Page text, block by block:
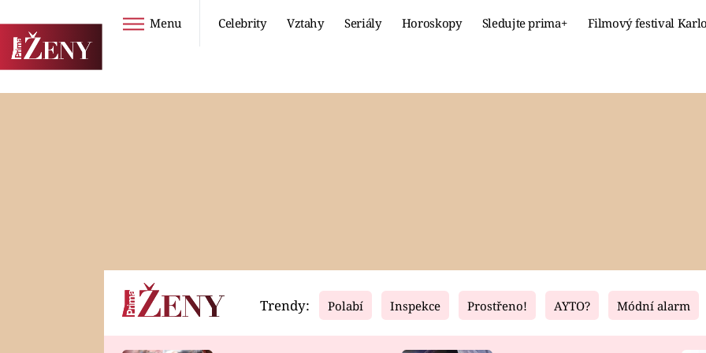
Menu Celebrity Vztahy Seriály Horoskopy Sledujte prima+ Filmový festival
Horoskopy Video Fresh Living
Trendy: Polabí Inspekce Prostřeno! AYTO? Módní alarm